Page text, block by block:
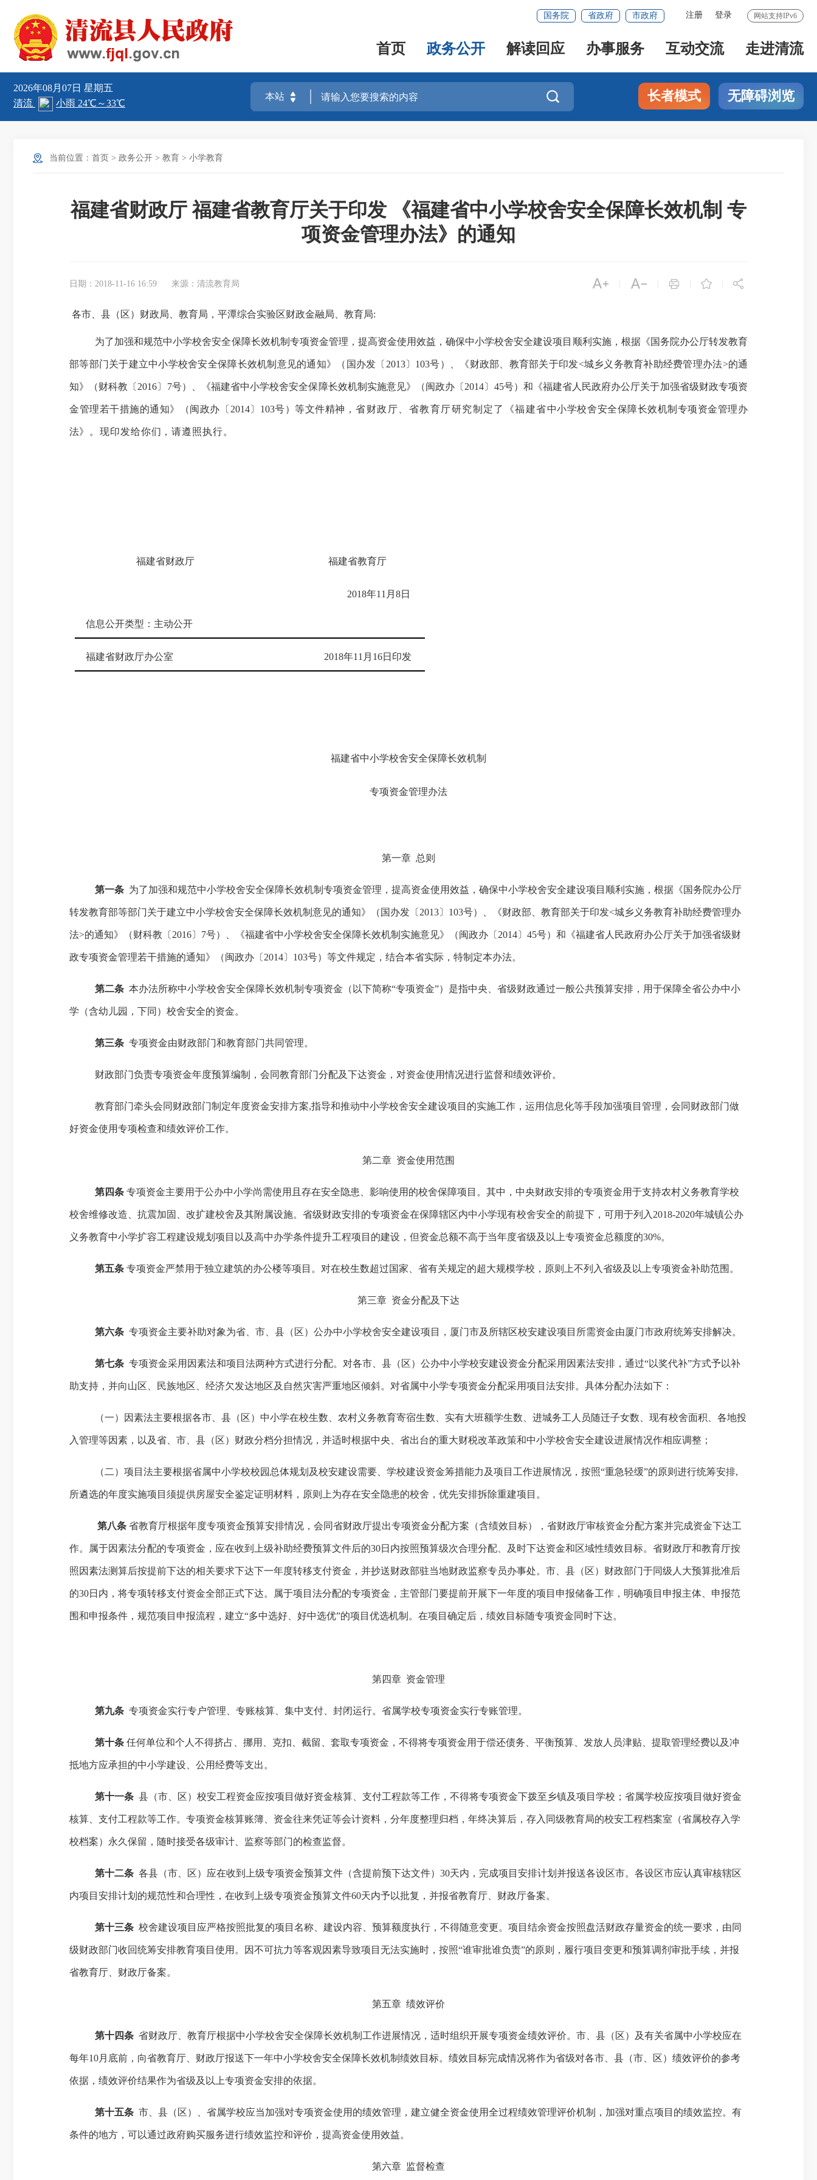
网站支持IPv6
注册 登录
国务院 省政府 市政府
首页 政务公开 解读回应 办事服务 互动交流 走进清流
2026年08月07日 星期五
 长者模式 无障碍浏览
当前位置： 首页 > 政务公开 > 教育 > 小学教育
福建省财政厅 福建省教育厅关于印发 《福建省中小学校舍安全保障长效机制 专
项资金管理办法》的通知
日期：2018-11-16 16:59 来源：清流教育局     
各市、县 （ 区） 财政局、教育局，平潭综合实验区财政金融局、教育局:
为了加强和规范中小学校舍安全保障长效机制专项资金管理，提高资金使用效益，确保中小学校舍安全建设项目顺利实施，根据《国务院办公厅转发教育
部等部门关于建立中小学校舍安全保障长效机制意见的通知》 （ 国办发 〔 2013〕 103号）、《财政部、教育部关于印发<城乡义务教育补助经费管理办法>的通
知》（财科教 〔 2016〕7号）、《福建省中小学校舍安全保障长效机制实施意见》（闽政办〔 2014〕45号）和 《福建省人民政府办公厅关于加强省级财政专项资
金管理若干措施的通知》（闽政办〔 2014〕103号）等文件精神 ，省财政厅、省教育厅研究制定了《福建省中小学校舍安全保障长效机制专项资金管理办
法》 。 现印发给你们，请遵照执行。
福建省财政厅 福建省教育厅
2018年11 月 8日
信息公开类型： 主动公开
福建省财政厅办公室 2018年11 月 16日印发
福建省中小学校舍安全保障长效机制
专项资金管理办法
第一章 总则
第一条 为了加强和规范中小学校舍安全保障长效机制专项资金管理，提高资金使用效益，确保中小学校舍安全建设项目顺利实施，根据《国务院办公厅
转发教育部等部门关于建立中小学校舍安全保障长效机制意见的通知》（国办发〔 2013〕103号）、《财政部、教育部关于印发<城乡义务教育补助经费管理办
法>的通知》（财科教〔2016〕7号）、《福建省中小学校舍安全保障长效机制实施意见》（闽政办〔2014〕45号）和《福建省人民政府办公厅关于加强省级财
政专项资金管理若干措施的通知》（闽政办〔2014〕103号）等文件规定，结合本省实际，特制定本办法。
第二条 本办法所称中小学校舍安全保障长效机制专项资金（以下简称“专项资金”）是指中央、省级财政通过一般公共预算安排，用于保障全省公办中小
学（含幼儿园，下同）校舍安全的资金。
第三条 专项资金由财政部门和教育部门共同管理。
财政部门负责专项资金年度预算编制，会同教育部门分配及下达资金，对资金使用情况进行监督和绩效评价。
教育部门牵头会同财政部门制定年度资金安排方案,指导和推动中小学校舍安全建设项目的实施工作，运用信息化等手段加强项目管理，会同财政部门做
好资金使用专项检查和绩效评价工作。
第二章 资金使用范围
第四条 专项资金主要用于公办中小学尚需使用且存在安全隐患、影响使用的校舍保障项目。其中，中央财政安排的专项资金用于支持农村义务教育学校
校舍维修改造、抗震加固、改扩建校舍及其附属设施。 省级财政安排的专项资金在保障辖区内中小学现有校舍安全的前提下，可用于列入 2018-2020年城镇公办
义务教育中小学扩容工程建设规划项目以及高中办学条件提升工程项目的建设，但资金总额不高于当年度省级及以上专项资金总额度的30%。
第五条 专项资金严禁用于独立建筑的办公楼等项目。 对在校生数超过国家、省有关规定的超大规模学校，原则上不列入省级及以上专项资金补助范围。
第三章 资金分配及下达
第六条 专项资金主要补助对象为省、市、县（区）公办中小学校舍安全建设项目，厦门市及所辖区校安建设项目所需资金由厦门市政府统筹安排解决。
第七条 专项资金采用因素法和项目法两种方式进行分配。对各市、县（区）公办中小学校安建设资金分配采用因素法安排，通过“以奖代补”方式予以补
助支持，并向山区、民族地区、经济欠发达地区及自然灾害严重地区倾斜。对省属中小学专项资金分配采用项目法安排。具体分配办法如下：
（一）因素法主要根据各市、县（区）中小学在校生数、农村义务教育寄宿生数、实有大班额学生数、进城务工人员随迁子女数、现有校舍面积、各地投
入管理等因素，以及省、市、县（区）财政分档分担情况，并适时根据中央、省出台的重大财税改革政策和中小学校舍安全建设进展情况作相应调整；
（二）项目法主要根据省属中小学校校园总体规划及校安建设需要、学校建设资金筹措能力及项目工作进展情况，按照“重急轻缓”的原则进行统筹安排,
所遴选的年度实施项目须提供房屋安全鉴定证明材料，原则上为存在安全隐患的校舍，优先安排拆除重建项目。
第八条 省教育厅根据年度专项资金预算安排情况，会同省财政厅提出专项资金分配方案（含绩效目标），省财政厅审核资金分配方案并完成资金下达工
作。属于因素法分配的专项资金，应在收到上级补助经费预算文件后的30日内按照预算级次合理分配、及时下达资金和区域性绩效目标。省财政厅和教育厅按
照因素法测算后按提前下达的相关要求下达下一年度转移支付资金，并抄送财政部驻当地财政监察专员办事处。市、县（区）财政部门于同级人大预算批准后
的30日内，将专项转移支付资金全部正式下达。属于项目法分配的专项资金，主管部门要提前开展下一年度的项目申报储备工作，明确项目申报主体、申报范
围和申报条件，规范项目申报流程，建立“多中选好、好中选优”的项目优选机制。在项目确定后，绩效目标随专项资金同时下达。
第四章 资金管理
第九条 专项资金实行专户管理、专账核算、集中支付、封闭运行。省属学校专项资金实行专账管理。
第十条 任何单位和个人不得挤占、挪用、克扣、截留、套取专项资金，不得将专项资金用于偿还债务、平衡预算、发放人员津贴、提取管理经费以及冲
抵地方应承担的中小学建设、公用经费等支出。
第十一条 县（市、区）校安工程资金应按项目做好资金核算、支付工程款等工作，不得将专项资金下拨至乡镇及项目学校；省属学校应按项目做好资金
核算、支付工程款等工作。专项资金核算账簿、资金往来凭证等会计资料，分年度整理归档，年终决算后，存入同级教育局的校安工程档案室（省属校存入学
校档案）永久保留，随时接受各级审计、监察等部门的检查监督。
第十二条 各县（市、区）应在收到上级专项资金预算文件（含提前预下达文件）30天内，完成项目安排计划并报送各设区市。各设区市应认真审核辖区
内项目 安排计划 的规范性和合理性， 在收到上级专项资金预算文件60天内予以批复，并报省教育厅、财政厅备案。
第十三条 校舍建设项目应严格按照批复的项目名称、建设内容、预算额度执行，不得随意变更。项目结余资金按照盘活财政存量资金的统一要求， 由同
级财政部门收回统筹安排教育项目 使用 。因不可抗力等客观因素导致项目无法实施时，按照“谁审批谁负责”的原则，履行项目变更和预算调剂审批手续，并报
省教育厅、财政厅备案。
第五章 绩效评价
第十四条 省财政厅、教育厅根据中小学校舍安全保障长效机制工作进展情况，适时组织开展专项资金绩效评价。市、县（区）及有关省属中小学校应在
每年10月底前，向省教育厅、财政厅报送下一年中小学校舍安全保障长效机制绩效目标。绩效目标完成情况将作为省级对各市、县（市、区）绩效评价的参考
依据，绩效评价结果作为省级及以上专项资金安排的依据。
第十五条 市、县（区）、省属学校应当加强对专项资金使用的绩效管理，建立健全资金使用全过程绩效管理评价机制，加强对重点项目的绩效监控。有
条件的地方，可以通过政府购买服务进行绩效监控和评价，提高资金使用效益。
第六章 监督检查